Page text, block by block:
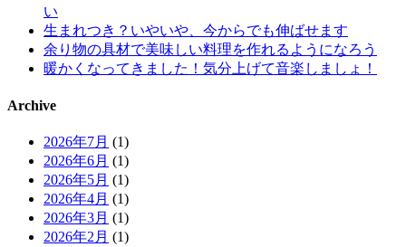
い
生まれつき？いやいや、今からでも伸ばせます
余り物の具材で美味しい料理を作れるようになろう
暖かくなってきました！気分上げて音楽しましょ！
Archive
2026年7月 (1)
2026年6月 (1)
2026年5月 (1)
2026年4月 (1)
2026年3月 (1)
2026年2月 (1)